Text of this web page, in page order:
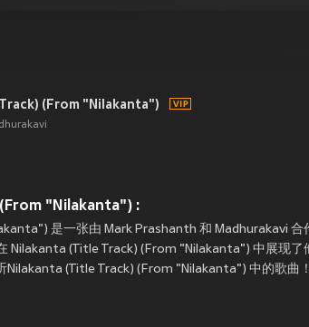
(From "Nilakanta")
"Nilakanta") :
是一张由 Mark Prashanth 和 Madhurakavi 合
Nilakanta (Title Track) (From "Nilakanta") 中展现了
Nilakanta (Title Track) (From "Nilakanta") 中的歌曲！